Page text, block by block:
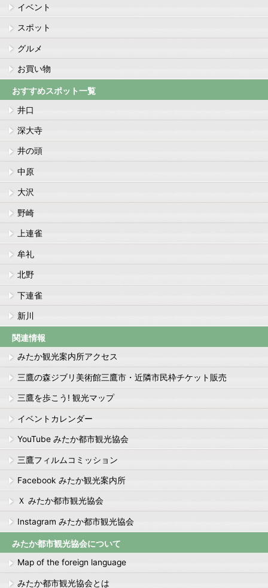
イベント
スポット
グルメ
お買い物
おすすめスポット一覧
井口
深大寺
井の頭
中原
大沢
野崎
上連雀
牟礼
北野
下連雀
新川
関連情報
みたか観光案内所アクセス
三鷹の森ジブリ美術館三鷹市・近隣市民枠チケット販売
三鷹を歩こう! 観光マップ
イベントカレンダー
YouTube みたか都市観光協会
三鷹フィルムコミッション
Facebook みたか観光案内所
Ｘ みたか都市観光協会
Instagram みたか都市観光協会
みたか都市観光協会について
Map of the foreign language
みたか都市観光協会とは